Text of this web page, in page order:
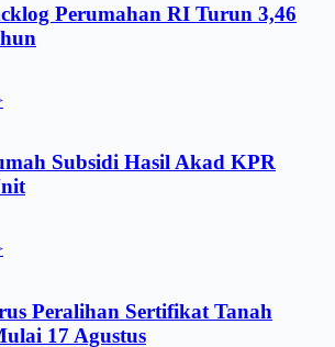
Perumahan RI Turun 3,46
Subsidi Hasil Akad KPR
Peralihan Sertifikat Tanah
17 Agustus